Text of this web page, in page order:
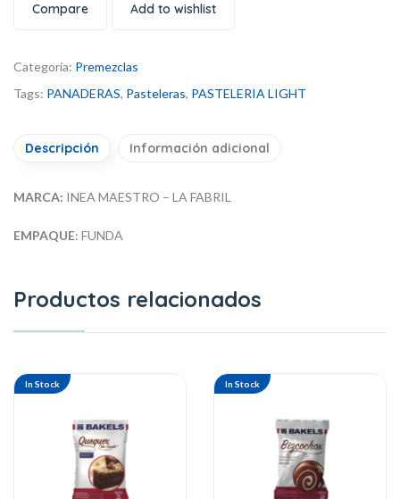
Compare Add to wishlist
Categoría: Premezclas
Tags: PANADERAS, Pasteleras, PASTELERIA LIGHT
Descripción Información adicional
MARCA: INEA MAESTRO – LA FABRIL
EMPAQUE: FUNDA
Productos relacionados
In Stock In Stock